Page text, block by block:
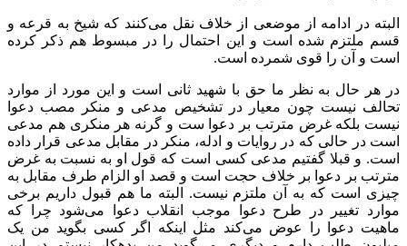
البته در ادامه از موضعی از خلاف نقل می‌کنند که شیخ به قرعه و
قسم ملتزم شده است و این احتمال را در مبسوط هم ذکر کرده
است و آن را قوی شمرده است.
در هر حال به نظر ما حق با شهید ثانی است و این مورد از موارد
تحالف نیست چون معیار در تشخیص مدعی و منکر مصب دعوا
نیست بلکه غرض مترتب بر دعوا ست و گرنه هر منکری هم مدعی
است در حالی که در روایات و ادله، منکر در مقابل مدعی قرار داده
است. و قبلا گفتیم مدعی کسی است که قول او به نسبت به غرض
مترتب بر دعوا بر خلاف حجت است و قصد او الزام طرف مقابل به
چیزی است که به آن ملتزم نیست. البته ما هم قبول داریم برخی
موارد تغییر در طرح دعوا موجب انقلاب دعوا می‌شود چرا که
ماهیت دعوا را عوض می‌کند مثل اینکه اگر کسی بگوید من یک